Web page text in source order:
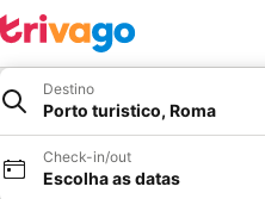
Destino
Porto turistico, Roma
Check-in/out
Escolha as datas